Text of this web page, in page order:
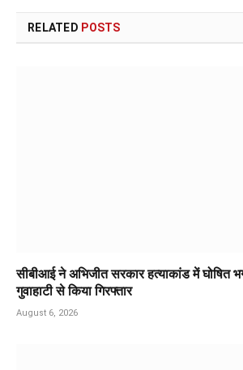
RELATED POSTS
सीबीआई ने अभिजीत सरकार हत्याकांड में घोषित
गुवाहाटी से किया गिरफ्तार
August 6, 2026